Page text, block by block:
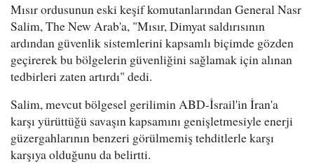
Mısır ordusunun eski keşif komutanlarından General Nasr
Salim, The New Arab'a, "Mısır, Dimyat saldırısının
ardından güvenlik sistemlerini kapsamlı biçimde gözden
geçirerek bu bölgelerin güvenliğini sağlamak için alınan
tedbirleri zaten artırdı" dedi.
Salim, mevcut bölgesel gerilimin ABD-İsrail'in İran'a
karşı yürüttüğü savaşın kapsamını genişletmesiyle enerji
güzergahlarının benzeri görülmemiş tehditlerle karşı
karşıya olduğunu da belirtti.